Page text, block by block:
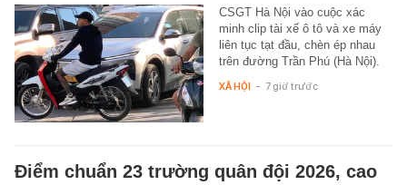
CSGT Hà Nội vào cuộc xác
minh clip tài xế ô tô và xe máy
liên tục tạt đầu, chèn ép nhau
trên đường Trần Phú (Hà Nội).
XÃ HỘI - 7 giờ trước
Điểm chuẩn 23 trường quân đội 2026, cao